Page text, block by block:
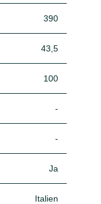
390
43,5
100
-
-
Ja
Italien